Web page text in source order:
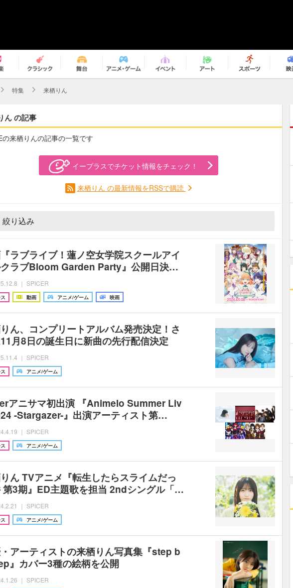
特集 来栖りん
ん の記事
の来栖りんの記事の一覧です
イープラスでチケット情報をチェック！
来栖りん の最新情報をRSSで購読
絞り込み
ラブライブ！蓮ノ空女学院スクールアイ
クラブBloom Garden Party』公開日決…
｜ SPICER
動画 アニメ/ゲーム 映画
ん、コンプリートアルバム発売決定！さ
月8日の誕生日に新曲の先行配信決定
｜ SPICER
アニメ/ゲーム
アニサマ初出演 『Animelo Summer Liv
-Stargazer-』出演アーティスト第…
｜ SPICER
アニメ/ゲーム
ん TVアニメ『転生したらスライムだっ
第3期』ED主題歌を担当 2ndシングル「…
｜ SPICER
アニメ/ゲーム
アーティストの来栖りん写真集『step b
』カバー3種の絵柄を公開
｜ SPICER